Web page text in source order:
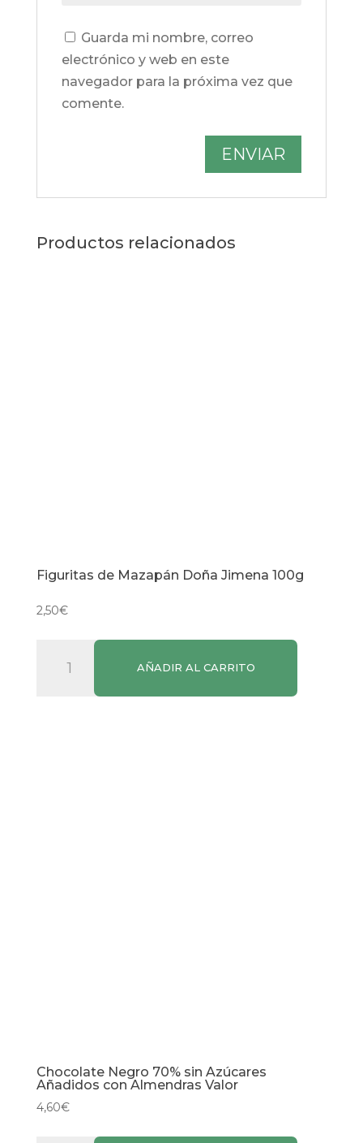
Guarda mi nombre, correo
electrónico y web en este
navegador para la próxima vez que
comente.
Productos relacionados
Figuritas de Mazapán Doña Jimena 100g
2,50€
Mazapán
AÑADIR AL CARRITO
Chocolate Negro 70% sin Azúcares
Añadidos con Almendras Valor
4,60€